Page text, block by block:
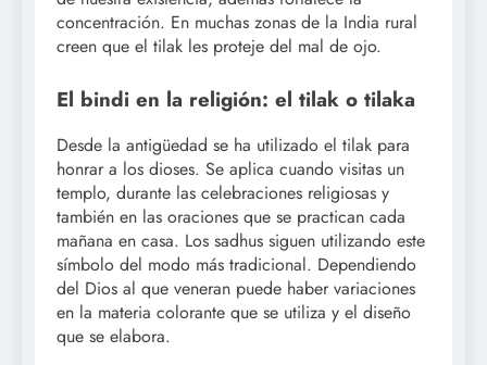
concentración. En muchas zonas de la India rural
creen que el tilak les proteje del mal de ojo.
El bindi en la religión: el tilak o tilaka
Desde la antigüedad se ha utilizado el tilak para
honrar a los dioses. Se aplica cuando visitas un
templo, durante las celebraciones religiosas y
también en las oraciones que se practican cada
mañana en casa. Los sadhus siguen utilizando este
símbolo del modo más tradicional. Dependiendo
del Dios al que veneran puede haber variaciones
en la materia colorante que se utiliza y el diseño
que se elabora.